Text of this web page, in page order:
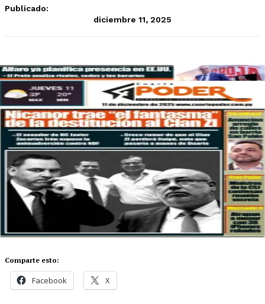
Publicado:
diciembre 11, 2025
Comparte esto:
Facebook X